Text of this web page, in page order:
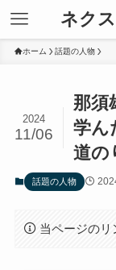
ネク
ホーム 話題の人物
那須
学ん
道の
2024
11/06
話題の人物
当ページのリ